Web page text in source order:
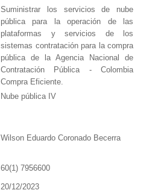
Suministrar los servicios de nube
pública para la operación de las
plataformas y servicios de los
sistemas contratación para la compra
pública de la Agencia Nacional de
Contratación Pública - Colombia
Compra Eficiente.
Nube pública IV
Wilson Eduardo Coronado Becerra
60(1) 7956600
20/12/2023